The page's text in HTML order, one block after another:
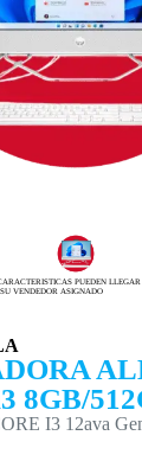
PUEDEN
VENDEDOR ASIGNADO
8GB/
I3 12ava